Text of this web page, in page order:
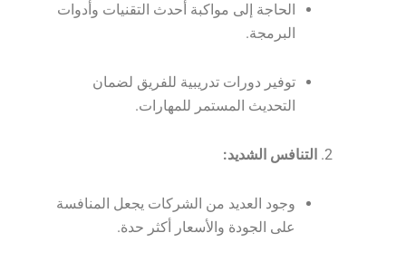
الحاجة إلى مواكبة أحدث التقنيات وأدوات
البرمجة.
توفير دورات تدريبية للفريق لضمان
التحديث المستمر للمهارات.
التنافس الشديد:
وجود العديد من الشركات يجعل المنافسة
على الجودة والأسعار أكثر حدة.